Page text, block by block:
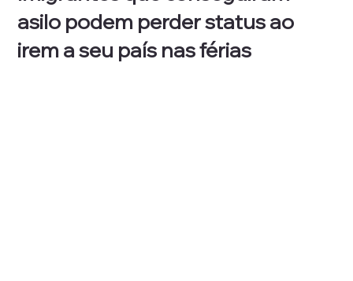
asilo podem perder status ao
irem a seu país nas férias